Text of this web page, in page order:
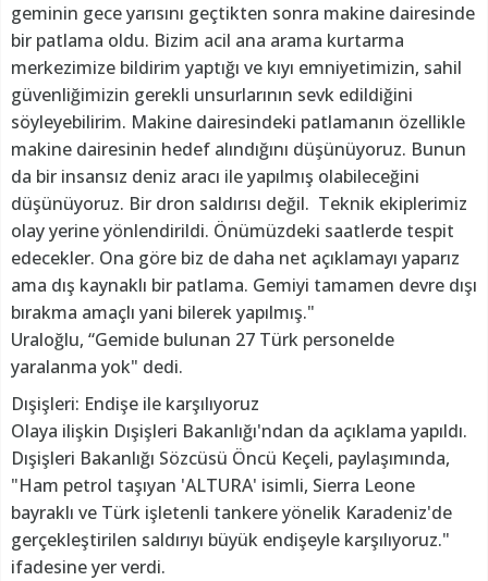
geminin gece yarısını geçtikten sonra makine dairesinde
bir patlama oldu. Bizim acil ana arama kurtarma
merkezimize bildirim yaptığı ve kıyı emniyetimizin, sahil
güvenliğimizin gerekli unsurlarının sevk edildiğini
söyleyebilirim. Makine dairesindeki patlamanın özellikle
makine dairesinin hedef alındığını düşünüyoruz. Bunun
da bir insansız deniz aracı ile yapılmış olabileceğini
düşünüyoruz. Bir dron saldırısı değil. Teknik ekiplerimiz
olay yerine yönlendirildi. Önümüzdeki saatlerde tespit
edecekler. Ona göre biz de daha net açıklamayı yaparız
ama dış kaynaklı bir patlama. Gemiyi tamamen devre dışı
bırakma amaçlı yani bilerek yapılmış."
Uraloğlu, “Gemide bulunan 27 Türk personelde
yaralanma yok" dedi.
Dışişleri: Endişe ile karşılıyoruz
Olaya ilişkin Dışişleri Bakanlığı'ndan da açıklama yapıldı.
Dışişleri Bakanlığı Sözcüsü Öncü Keçeli, paylaşımında,
"Ham petrol taşıyan 'ALTURA' isimli, Sierra Leone
bayraklı ve Türk işletenli tankere yönelik Karadeniz'de
gerçekleştirilen saldırıyı büyük endişeyle karşılıyoruz."
ifadesine yer verdi.